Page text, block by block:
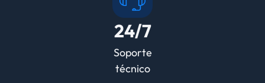
24/7
Soporte
técnico